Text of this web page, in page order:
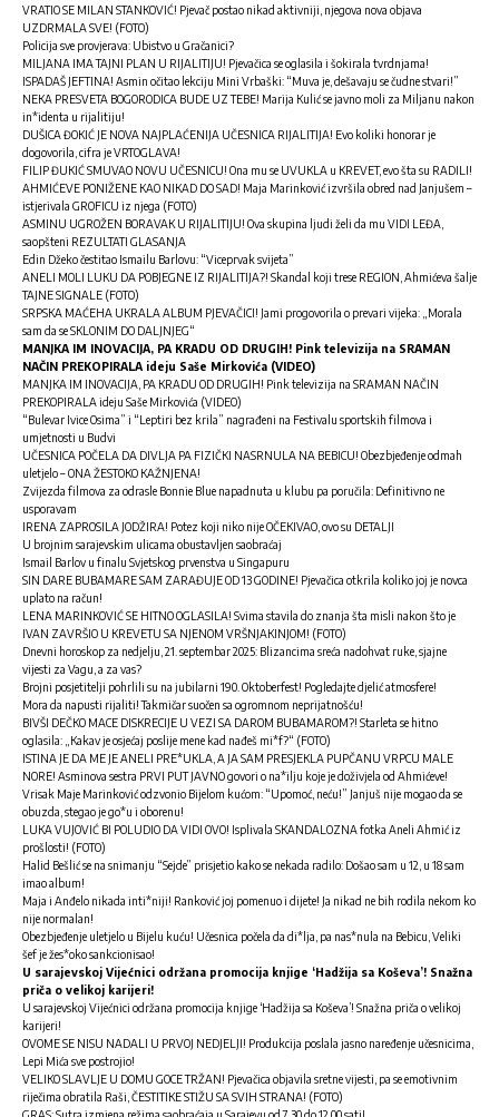
VRATIO SE MILAN STANKOVIĆ! Pjevač postao nikad aktivniji, njegova nova objava
UZDRMALA SVE! (FOTO)
Policija sve provjerava: Ubistvo u Gračanici?
MILJANA IMA TAJNI PLAN U RIJALITIJU! Pjevačica se oglasila i šokirala tvrdnjama!
ISPADAŠ JEFTINA! Asmin očitao lekciju Mini Vrbaški: “Muva je, dešavaju se čudne stvari!”
NEKA PRESVETA BOGORODICA BUDE UZ TEBE! Marija Kulić se javno moli za Miljanu nakon
in*identa u rijalitiju!
DUŠICA ĐOKIĆ JE NOVA NAJPLAĆENIJA UČESNICA RIJALITIJA! Evo koliki honorar je
dogovorila, cifra je VRTOGLAVA!
FILIP ĐUKIĆ SMUVAO NOVU UČESNICU! Ona mu se UVUKLA u KREVET, evo šta su RADILI!
AHMIĆEVE PONIŽENE KAO NIKAD DO SAD! Maja Marinković izvršila obred nad Janjušem –
istjerivala GROFICU iz njega (FOTO)
ASMINU UGROŽEN BORAVAK U RIJALITIJU! Ova skupina ljudi želi da mu VIDI LEĐA,
saopšteni REZULTATI GLASANJA
Edin Džeko čestitao Ismailu Barlovu: “Viceprvak svijeta”
ANELI MOLI LUKU DA POBJEGNE IZ RIJALITIJA?! Skandal koji trese REGION, Ahmićeva šalje
TAJNE SIGNALE (FOTO)
SRPSKA MAĆEHA UKRALA ALBUM PJEVAČICI! Jami progovorila o prevari vijeka: „Morala
sam da se SKLONIM DO DALJNJEG“
MANJKA IM INOVACIJA, PA KRADU OD DRUGIH! Pink televizija na SRAMAN
NAČIN PREKOPIRALA ideju Saše Mirkovića (VIDEO)
MANJKA IM INOVACIJA, PA KRADU OD DRUGIH! Pink televizija na SRAMAN NAČIN
PREKOPIRALA ideju Saše Mirkovića (VIDEO)
“Bulevar Ivice Osima” i “Leptiri bez krila” nagrađeni na Festivalu sportskih filmova i
umjetnosti u Budvi
UČESNICA POČELA DA DIVLJA PA FIZIČKI NASRNULA NA BEBICU! Obezbjeđenje odmah
uletjelo – ONA ŽESTOKO KAŽNJENA!
Zvijezda filmova za odrasle Bonnie Blue napadnuta u klubu pa poručila: Definitivno ne
usporavam
IRENA ZAPROSILA JODŽIRA! Potez koji niko nije OČEKIVAO, ovo su DETALJI
U brojnim sarajevskim ulicama obustavljen saobraćaj
Ismail Barlov u finalu Svjetskog prvenstva u Singapuru
SIN DARE BUBAMARE SAM ZARAĐUJE OD 13 GODINE! Pjevačica otkrila koliko joj je novca
uplato na račun!
LENA MARINKOVIĆ SE HITNO OGLASILA! Svima stavila do znanja šta misli nakon što je
IVAN ZAVRŠIO U KREVETU SA NJENOM VRŠNJAKINJOM! (FOTO)
Dnevni horoskop za nedjelju, 21. septembar 2025: Blizancima sreća nadohvat ruke, sjajne
vijesti za Vagu, a za vas?
Brojni posjetitelji pohrlili su na jubilarni 190. Oktoberfest! Pogledajte djelić atmosfere!
Mora da napusti rijaliti! Takmičar suočen sa ogromnom neprijatnošću!
BIVŠI DEČKO MACE DISKRECIJE U VEZI SA DAROM BUBAMAROM?! Starleta se hitno
oglasila: „Kakav je osjećaj poslije mene kad nađeš mi*f?“ (FOTO)
ISTINA JE DA ME JE ANELI PRE*UKLA, A JA SAM PRESJEKLA PUPČANU VRPCU MALE
NORE! Asminova sestra PRVI PUT JAVNO govori o na*ilju koje je doživjela od Ahmićeve!
Vrisak Maje Marinković odzvonio Bijelom kućom: “Upomoć, neću!” Janjuš nije mogao da se
obuzda, stegao je go*u i oborenu!
LUKA VUJOVIĆ BI POLUDIO DA VIDI OVO! Isplivala SKANDALOZNA fotka Aneli Ahmić iz
prošlosti! (FOTO)
Halid Bešlić se na snimanju “Sejde” prisjetio kako se nekada radilo: Došao sam u 12, u 18 sam
imao album!
Maja i Anđelo nikada inti*niji! Ranković joj pomenuo i dijete! Ja nikad ne bih rodila nekom ko
nije normalan!
Obezbjeđenje uletjelo u Bijelu kuću! Učesnica počela da di*lja, pa nas*nula na Bebicu, Veliki
šef je žes*oko sankcionisao!
U sarajevskoj Vijećnici održana promocija knjige ‘Hadžija sa Koševa’! Snažna
priča o velikoj karijeri!
U sarajevskoj Vijećnici održana promocija knjige ‘Hadžija sa Koševa’! Snažna priča o velikoj
karijeri!
OVOME SE NISU NADALI U PRVOJ NEDJELJI! Produkcija poslala jasno naređenje učesnicima,
Lepi Mića sve postrojio!
VELIKO SLAVLJE U DOMU GOCE TRŽAN! Pjevačica objavila sretne vijesti, pa se emotivnim
riječima obratila Raši, ČESTITIKE STIŽU SA SVIH STRANA! (FOTO)